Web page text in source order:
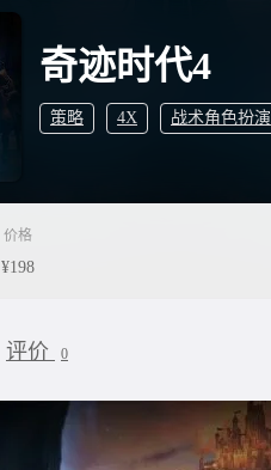
奇迹时代4
策略 4X 战术角色扮演
价格
¥198
评价 0